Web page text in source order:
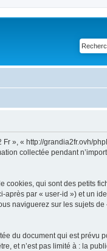
», « http://grandia2fr.ovh/
collectée pendant
cookies, qui sont des petits
par « user-id ») et un
naviguerez sur les sujets de
du document qui est prévu
et n’est pas limité à : la